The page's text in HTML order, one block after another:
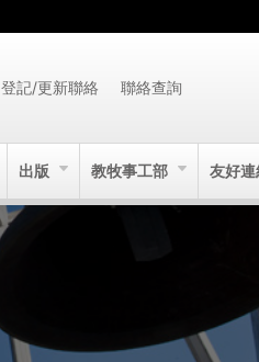
登記/更新聯絡 聯絡查詢
出版 教牧事工部 友好連